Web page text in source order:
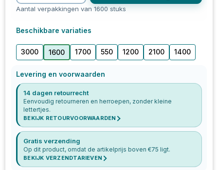
Aantal verpakkingen van 1600 stuks
Beschikbare variaties
3000 1600 1700 550 1200 2100 1400
Levering en voorwaarden
14 dagen retourrecht
Eenvoudig retourneren en herroepen, zonder kleine
lettertjes.
BEKIJK RETOURVOORWAARDEN
Gratis verzending
Op dit product, omdat de artikelprijs boven €75 ligt.
BEKIJK VERZENDTARIEVEN